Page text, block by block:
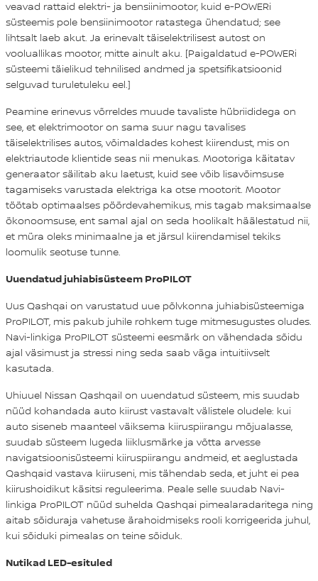
veavad rattaid elektri- ja bensiinimootor, kuid e-POWERi
süsteemis pole bensiinimootor ratastega ühendatud; see
lihtsalt laeb akut. Ja erinevalt täiselektrilisest autost on
vooluallikas mootor, mitte ainult aku. [Paigaldatud e-POWERi
süsteemi täielikud tehnilised andmed ja spetsifikatsioonid
selguvad turuletuleku eel.]
Peamine erinevus võrreldes muude tavaliste hübriididega on
see, et elektrimootor on sama suur nagu tavalises
täiselektrilises autos, võimaldades kohest kiirendust, mis on
elektriautode klientide seas nii menukas. Mootoriga käitatav
generaator säilitab aku laetust, kuid see võib lisavõimsuse
tagamiseks varustada elektriga ka otse mootorit. Mootor
töötab optimaalses pöördevahemikus, mis tagab maksimaalse
ökonoomsuse, ent samal ajal on seda hoolikalt häälestatud nii,
et müra oleks minimaalne ja et järsul kiirendamisel tekiks
loomulik seotuse tunne.
Uuendatud juhiabisüsteem ProPILOT
Uus Qashqai on varustatud uue põlvkonna juhiabisüsteemiga
ProPILOT, mis pakub juhile rohkem tuge mitmesugustes oludes.
Navi-linkiga ProPILOT süsteemi eesmärk on vähendada sõidu
ajal väsimust ja stressi ning seda saab väga intuitiivselt
kasutada.
Uhiuuel Nissan Qashqail on uuendatud süsteem, mis suudab
nüüd kohandada auto kiirust vastavalt välistele oludele: kui
auto siseneb maanteel väiksema kiiruspiirangu mõjualasse,
suudab süsteem lugeda liiklusmärke ja võtta arvesse
navigatsioonisüsteemi kiiruspiirangu andmeid, et aeglustada
Qashqaid vastava kiiruseni, mis tähendab seda, et juht ei pea
kiirushoidikut käsitsi reguleerima. Peale selle suudab Navi-
linkiga ProPILOT nüüd suhelda Qashqai pimealaradaritega ning
aitab sõiduraja vahetuse ärahoidmiseks rooli korrigeerida juhul,
kui sõiduki pimealas on teine sõiduk.
Nutikad LED-esituled